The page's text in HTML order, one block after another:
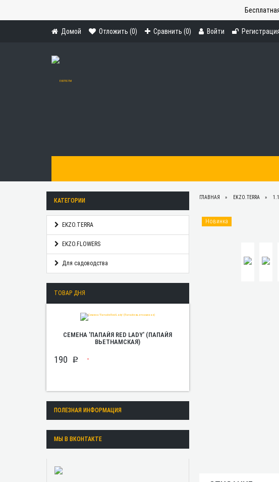
Домой Отложить (0) Сравнить (0) Войти
КАТЕГОРИИ
EKZO.TERRA
EKZO.FLOWERS
Для садоводства
ТОВАР ДНЯ
СЕМЕНА 'ПАПАЙЯ RED LADY' (ПАПАЙЯ
ВЬЕТНАМСКАЯ)
190 p
ПОЛЕЗНАЯ ИНФОРМАЦИЯ
МЫ В ВКОНТАКТЕ
ГЛАВНАЯ EKZO.TERRA
Новинка